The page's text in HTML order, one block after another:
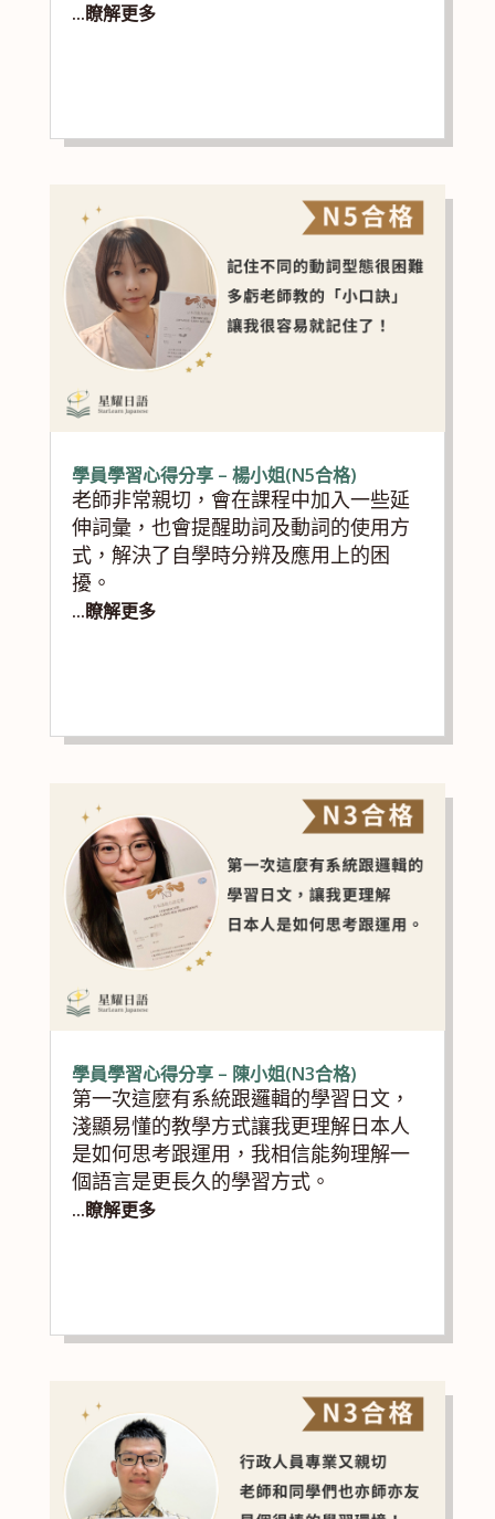
...瞭解更多
學員學習心得分享 – 楊小姐(N5合格)
老師非常親切，會在課程中加入一些延
伸詞彙，也會提醒助詞及動詞的使用方
式，解決了自學時分辨及應用上的困
擾。
...瞭解更多
學員學習心得分享 – 陳小姐(N3合格)
第一次這麼有系統跟邏輯的學習日文，
淺顯易懂的教學方式讓我更理解日本人
是如何思考跟運用，我相信能夠理解一
個語言是更長久的學習方式。
...瞭解更多